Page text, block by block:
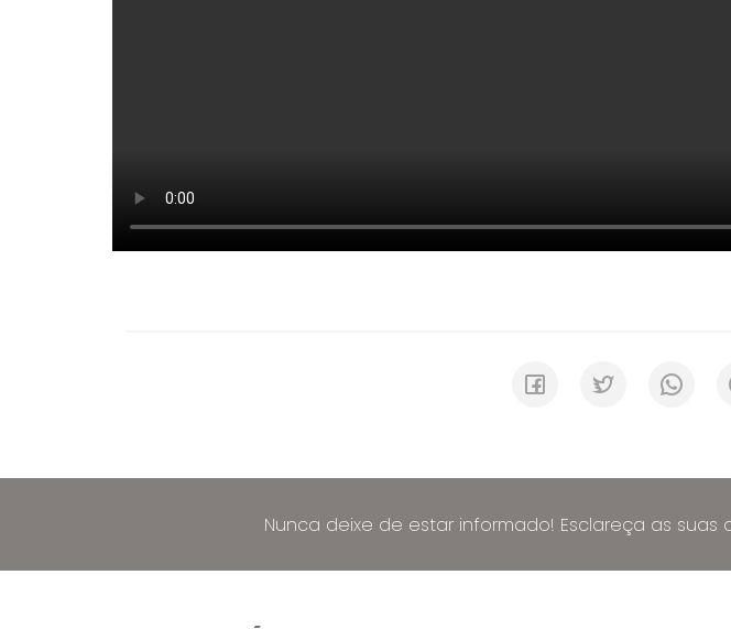
Nunca deixe de estar informado! Esclareça as suas